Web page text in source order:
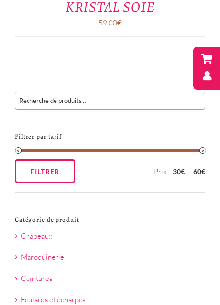
KRISTAL SOIE
59,00€
Filtrer par tarif
min
max
FILTRER Prix : 30€ — 60€
Catégorie de produit
Chapeaux
Maroquinerie
Ceintures
Foulards et écharpes